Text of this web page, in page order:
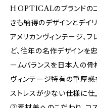
H OPTICALのブランドの
きも納得のデザインとデイ
アメリカンヴィンテージ、
ど、往年の名作デザインを
ームバランスを日本人の骨
ヴィンテージ特有の重厚感
ストレスが少ない仕様に仕